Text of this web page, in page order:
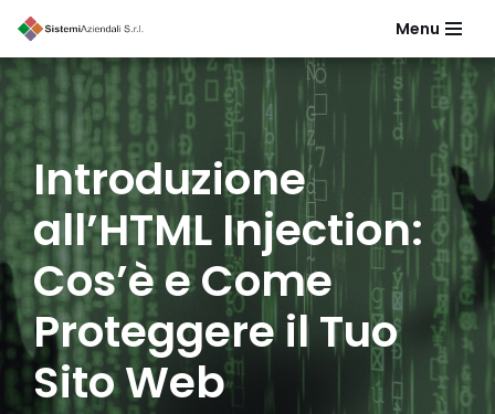
Vai
al
contenuto
Menu
Introduzione
all’HTML Injection:
Cos’è e Come
Proteggere il Tuo
Sito Web